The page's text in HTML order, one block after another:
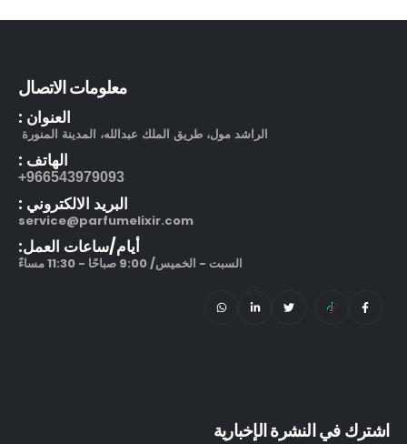
212 في آي بي بلاك او دو بارفيوم
معلومات الاتصال
العنوان :
الراشد مول، طريق الملك عبدالله، المدينة المنورة
الهاتف :
966543979093+
البريد الالكتروني :
service@parfumelixir.com
أيام/ساعات العمل:
السبت - الخميس/ 9:00 صباحًا - 11:30 مساءً
اشترك في النشرة الإخبارية